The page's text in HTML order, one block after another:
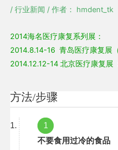
/ 行业新闻 / 作者： hmdent_tk
2014海名医疗康复系列展：
2014.8.14-16 青岛医疗康复展
2014.12.12-14 北京医疗康复展
方法/步骤
1
不要食用过冷的食品